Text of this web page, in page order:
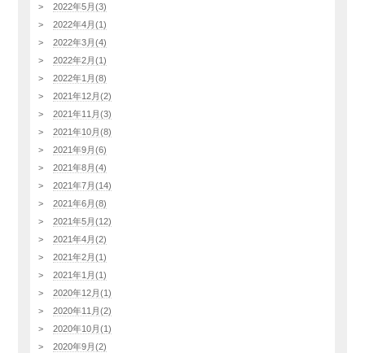
2022年5月(3)
2022年4月(1)
2022年3月(4)
2022年2月(1)
2022年1月(8)
2021年12月(2)
2021年11月(3)
2021年10月(8)
2021年9月(6)
2021年8月(4)
2021年7月(14)
2021年6月(8)
2021年5月(12)
2021年4月(2)
2021年2月(1)
2021年1月(1)
2020年12月(1)
2020年11月(2)
2020年10月(1)
2020年9月(2)